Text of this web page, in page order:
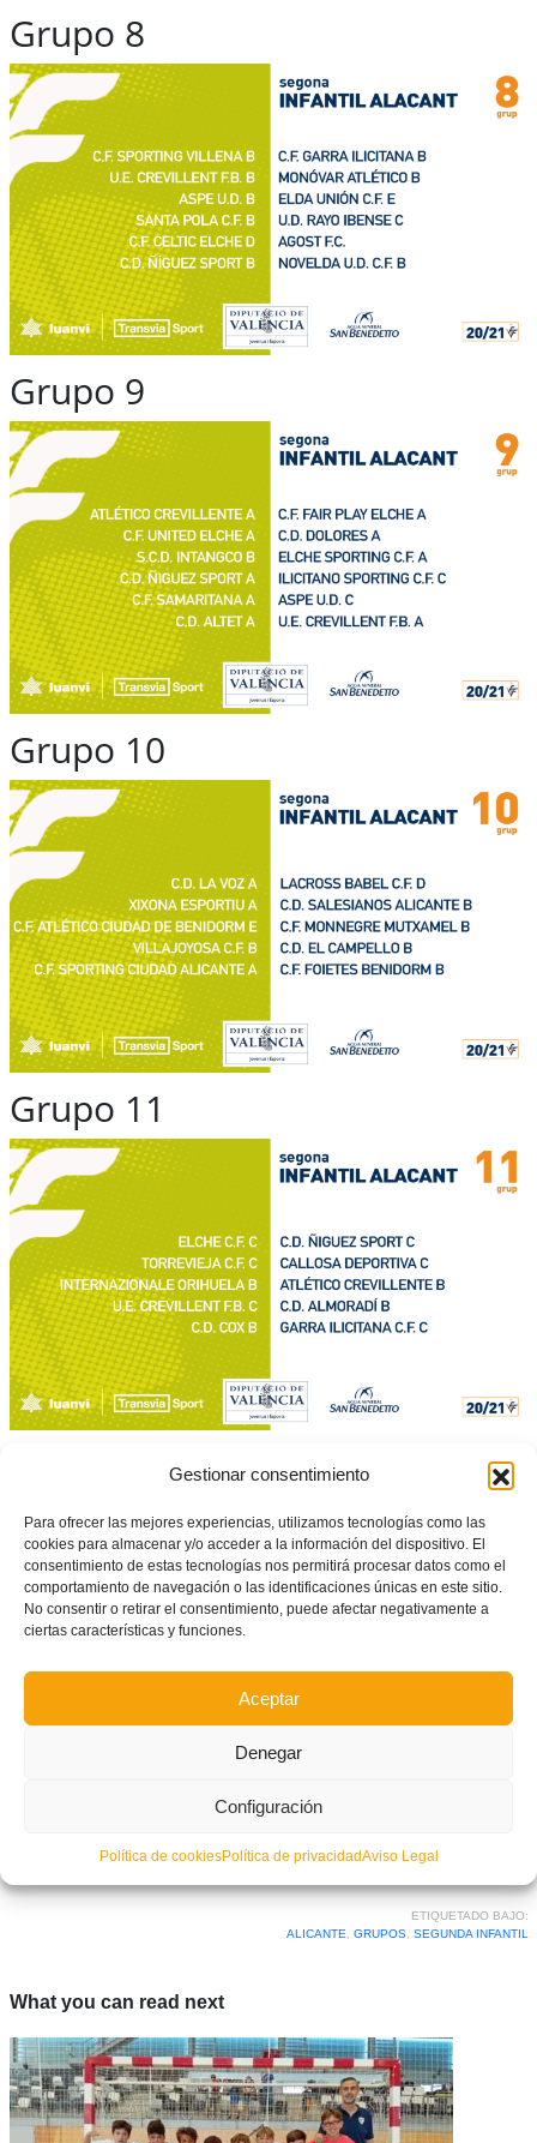
Gestionar consentimiento
Para ofrecer las mejores experiencias, utilizamos tecnologías como las
cookies para almacenar y/o acceder a la información del dispositivo. El
consentimiento de estas tecnologías nos permitirá procesar datos como el
comportamiento de navegación o las identificaciones únicas en este sitio.
No consentir o retirar el consentimiento, puede afectar negativamente a
ciertas características y funciones.
Aceptar
Denegar
Configuración
Política de cookiesPolítica de privacidadAviso Legal
Grupo 8
Grupo 9
Grupo 10
Grupo 11
ETIQUETADO BAJO:
ALICANTE
GRUPOS, SEGUNDA INFANTIL
What you can read next